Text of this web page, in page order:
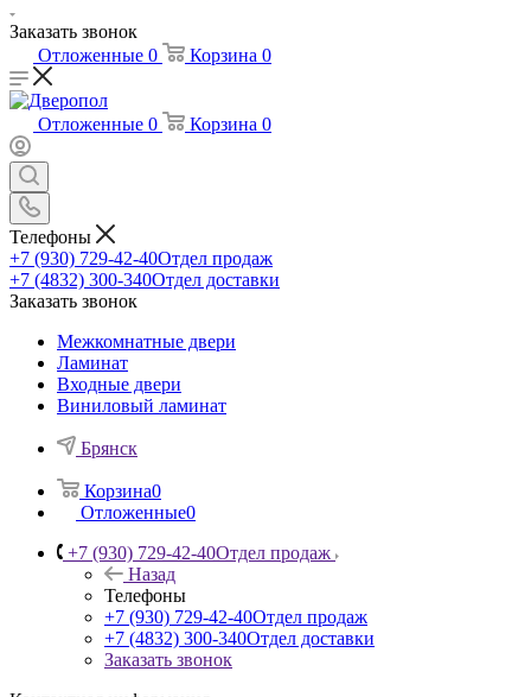
Заказать звонок
Отложенные 0 Корзина 0
Отложенные 0 Корзина 0
Телефоны
+7 (930) 729-42-40Отдел продаж
+7 (4832) 300-340Отдел доставки
Заказать звонок
Межкомнатные двери
Ламинат
Входные двери
Виниловый ламинат
Брянск
Корзина0
Отложенные0
+7 (930) 729-42-40Отдел продаж
Назад
Телефоны
+7 (930) 729-42-40Отдел продаж
+7 (4832) 300-340Отдел доставки
Заказать звонок